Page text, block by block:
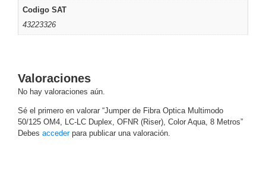
Cámaras
y DVRs
HD
Ambientes
SalinosAntiexplosión
/ Eyeball /
TurretEspecialesLente
MotorizadoOcultas
Codigo SAT
43223326
Valoraciones
No hay valoraciones aún.
Sé el primero en valorar “Jumper de Fibra Optica Multimodo
50/125 OM4, LC-LC Duplex, OFNR (Riser), Color Aqua, 8 Metros”
Debes accederpara publicar una valoración.